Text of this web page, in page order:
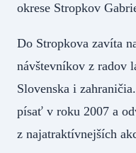
okrese Stropkov
Do Stropkova zavíta
návštevníkov z radov
Slovenska i
písať v roku 2007 a
z najatraktívnejších